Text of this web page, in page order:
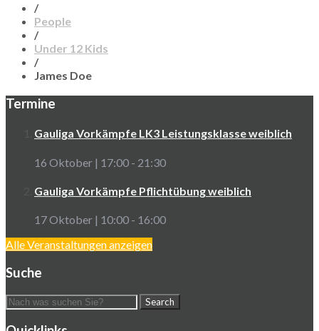
/
People
/
Under 12 Kids
/
James Doe
Termine
Gauliga Vorkämpfe LK3 Leistungsklasse weiblich
16 Oktober | 17:00 - 21:30
Gauliga Vorkämpfe Pflichtübung weiblich
17 Oktober | 10:00 - 16:00
Alle Veranstaltungen anzeigen
Suche